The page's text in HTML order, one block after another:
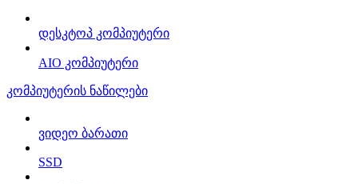
დესკტოპ კომპიუტერი
AIO კომპიუტერი
კომპიუტერის ნაწილები
ვიდეო ბარათი
SSD